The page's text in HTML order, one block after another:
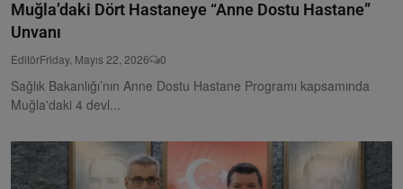
Muğla’daki Dört Hastaneye “Anne Dostu Hastane”
Unvanı
EditörFriday, Mayıs 22, 2026 0
Sağlık Bakanlığı’nın Anne Dostu Hastane Programı kapsamında
Muğla'daki 4 devl...